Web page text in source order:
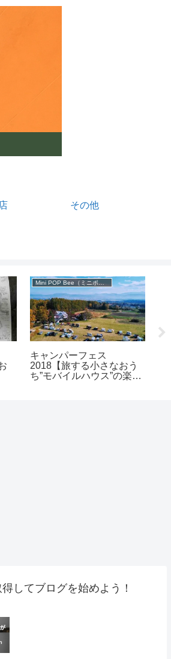
その他
Mini POP Bee（ミニポップビー）
キャンパーフェス
2018【旅する小さなおう
ち”モバイルハウス”の楽し
してブログを始めよう！